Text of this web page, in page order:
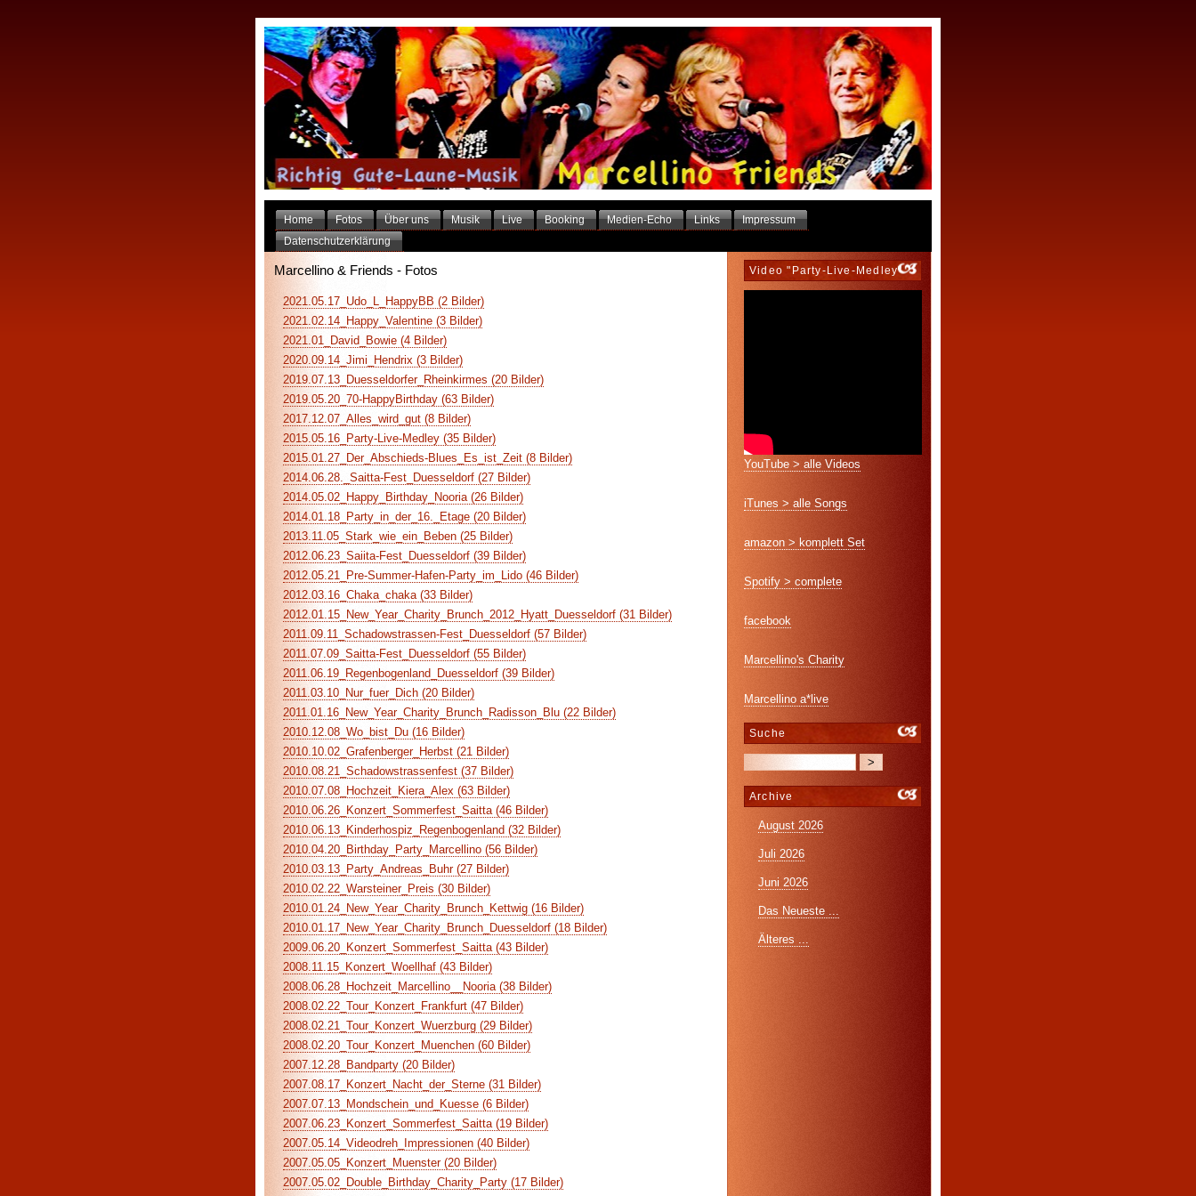
Home Fotos Über uns Musik Live Booking Medien-Echo Links
Impressum
Datenschutzerklärung
Marcellino & Friends - Fotos
2021.05.17_Udo_L_HappyBB (2 Bilder)
2021.02.14_Happy_Valentine (3 Bilder)
2021.01_David_Bowie (4 Bilder)
2020.09.14_Jimi_Hendrix (3 Bilder)
2019.07.13_Duesseldorfer_Rheinkirmes (20 Bilder)
2019.05.20_70-HappyBirthday (63 Bilder)
2017.12.07_Alles_wird_gut (8 Bilder)
2015.05.16_Party-Live-Medley (35 Bilder)
2015.01.27_Der_Abschieds-Blues_Es_ist_Zeit (8 Bilder)
2014.06.28._Saitta-Fest_Duesseldorf (27 Bilder)
2014.05.02_Happy_Birthday_Nooria (26 Bilder)
2014.01.18_Party_in_der_16._Etage (20 Bilder)
2013.11.05_Stark_wie_ein_Beben (25 Bilder)
2012.06.23_Saiita-Fest_Duesseldorf (39 Bilder)
2012.05.21_Pre-Summer-Hafen-Party_im_Lido (46 Bilder)
2012.03.16_Chaka_chaka (33 Bilder)
2012.01.15_New_Year_Charity_Brunch_2012_Hyatt_Duesseldorf (31 Bilder)
2011.09.11_Schadowstrassen-Fest_Duesseldorf (57 Bilder)
2011.07.09_Saitta-Fest_Duesseldorf (55 Bilder)
2011.06.19_Regenbogenland_Duesseldorf (39 Bilder)
2011.03.10_Nur_fuer_Dich (20 Bilder)
2011.01.16_New_Year_Charity_Brunch_Radisson_Blu (22 Bilder)
2010.12.08_Wo_bist_Du (16 Bilder)
2010.10.02_Grafenberger_Herbst (21 Bilder)
2010.08.21_Schadowstrassenfest (37 Bilder)
2010.07.08_Hochzeit_Kiera_Alex (63 Bilder)
2010.06.26_Konzert_Sommerfest_Saitta (46 Bilder)
2010.06.13_Kinderhospiz_Regenbogenland (32 Bilder)
2010.04.20_Birthday_Party_Marcellino (56 Bilder)
2010.03.13_Party_Andreas_Buhr (27 Bilder)
2010.02.22_Warsteiner_Preis (30 Bilder)
2010.01.24_New_Year_Charity_Brunch_Kettwig (16 Bilder)
2010.01.17_New_Year_Charity_Brunch_Duesseldorf (18 Bilder)
2009.06.20_Konzert_Sommerfest_Saitta (43 Bilder)
2008.11.15_Konzert_Woellhaf (43 Bilder)
2008.06.28_Hochzeit_Marcellino__Nooria (38 Bilder)
2008.02.22_Tour_Konzert_Frankfurt (47 Bilder)
2008.02.21_Tour_Konzert_Wuerzburg (29 Bilder)
2008.02.20_Tour_Konzert_Muenchen (60 Bilder)
2007.12.28_Bandparty (20 Bilder)
2007.08.17_Konzert_Nacht_der_Sterne (31 Bilder)
2007.07.13_Mondschein_und_Kuesse (6 Bilder)
2007.06.23_Konzert_Sommerfest_Saitta (19 Bilder)
2007.05.14_Videodreh_Impressionen (40 Bilder)
2007.05.05_Konzert_Muenster (20 Bilder)
2007.05.02_Double_Birthday_Charity_Party (17 Bilder)
Video "Party-Live-Medley"
YouTube > alle Videos
iTunes > alle Songs
amazon > komplett Set
Spotify > complete
facebook
Marcellino's Charity
Marcellino a*live
Suche
Archive
August 2026
Juli 2026
Juni 2026
Das Neueste ...
Älteres ...